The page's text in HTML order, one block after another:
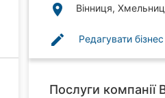
place Вінниця,
edit Редагувати
Послуги компанії